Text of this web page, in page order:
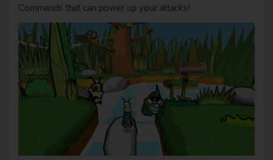
Commands that can power up your attacks!